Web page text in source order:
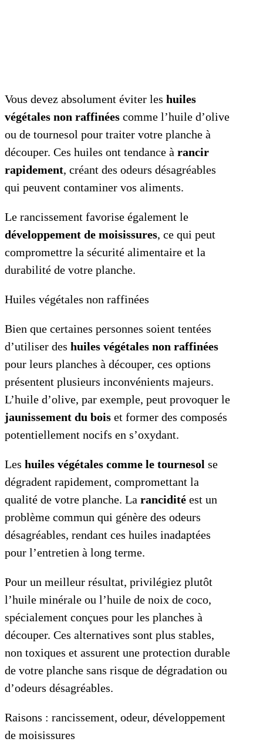
Vous devez absolument éviter les huiles
végétales non raffinées comme l’huile d’olive
ou de tournesol pour traiter votre planche à
découper. Ces huiles ont tendance à rancir
rapidement, créant des odeurs désagréables
qui peuvent contaminer vos aliments.
Le rancissement favorise également le
développement de moisissures, ce qui peut
compromettre la sécurité alimentaire et la
durabilité de votre planche.
Huiles végétales non raffinées
Bien que certaines personnes soient tentées
d’utiliser des huiles végétales non raffinées
pour leurs planches à découper, ces options
présentent plusieurs inconvénients majeurs.
L’huile d’olive, par exemple, peut provoquer le
jaunissement du bois et former des composés
potentiellement nocifs en s’oxydant.
Les huiles végétales comme le tournesol se
dégradent rapidement, compromettant la
qualité de votre planche. La rancidité est un
problème commun qui génère des odeurs
désagréables, rendant ces huiles inadaptées
pour l’entretien à long terme.
Pour un meilleur résultat, privilégiez plutôt
l’huile minérale ou l’huile de noix de coco,
spécialement conçues pour les planches à
découper. Ces alternatives sont plus stables,
non toxiques et assurent une protection durable
de votre planche sans risque de dégradation ou
d’odeurs désagréables.
Raisons : rancissement, odeur, développement
de moisissures